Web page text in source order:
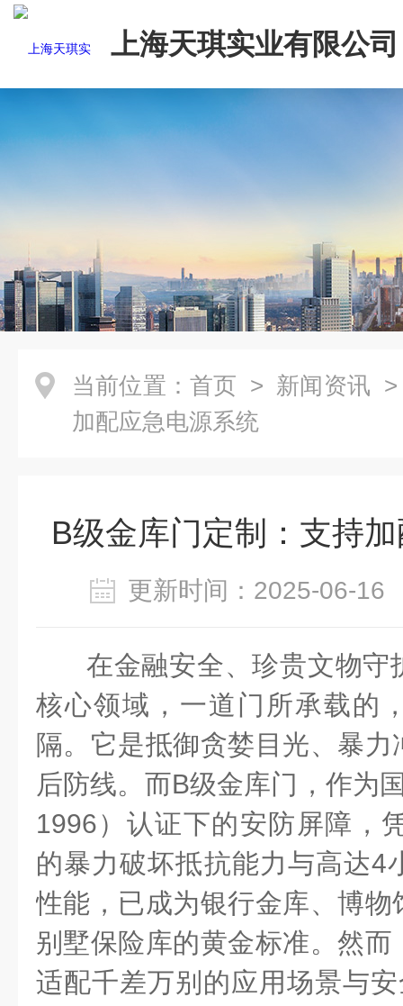
上海天琪实业有限公司
当前位置： 首页 > 新闻资讯
加配应急电源系统
B级金库门定制：支持
更新时间：2025-06-
在金融安全、珍贵文物守
核心领域，一道门所承载的
隔。它是抵御贪婪目光、暴
后防线。而B级金库门，作为
1996）认证下的安防屏障，
的暴力破坏抵抗能力与高达4
性能，已成为银行金库、博
别墅保险库的黄金标准。然
适配千差万别的应用场景与